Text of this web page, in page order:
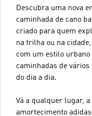
Descubra uma nova
caminhada de cano
criado para quem
na trilha ou na
com um estilo
caminhadas de
do dia a dia.
Vá a qualquer lugar,
amortecimento